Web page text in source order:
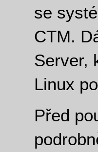
se
CTM.
Server,
Linux
Před